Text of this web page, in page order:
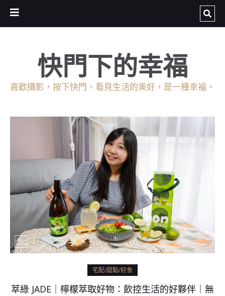
快門下的幸福
喜歡攝影，按下快門，看見生活的美好，是一種幸福。
宅配/甜點/好食
萃綠 JADE｜檸檬萃取好物：飲控生活的好夥伴｜無